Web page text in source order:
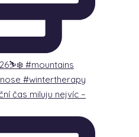
čas miluju nejvíc –